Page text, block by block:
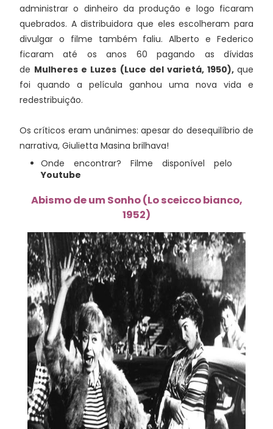
administrar o dinheiro da produção e logo ficaram
quebrados. A distribuidora que eles escolheram para
divulgar o filme também faliu. Alberto e Federico
ficaram até os anos 60 pagando as dívidas
de Mulheres e Luzes (Luce del varietá, 1950), que
foi quando a película ganhou uma nova vida e
redestribuição.
Os críticos eram unânimes: apesar do desequilíbrio de
narrativa, Giulietta Masina brilhava!
Onde encontrar? Filme disponível pelo
Youtube
Abismo de um Sonho (Lo sceicco bianco,
1952)